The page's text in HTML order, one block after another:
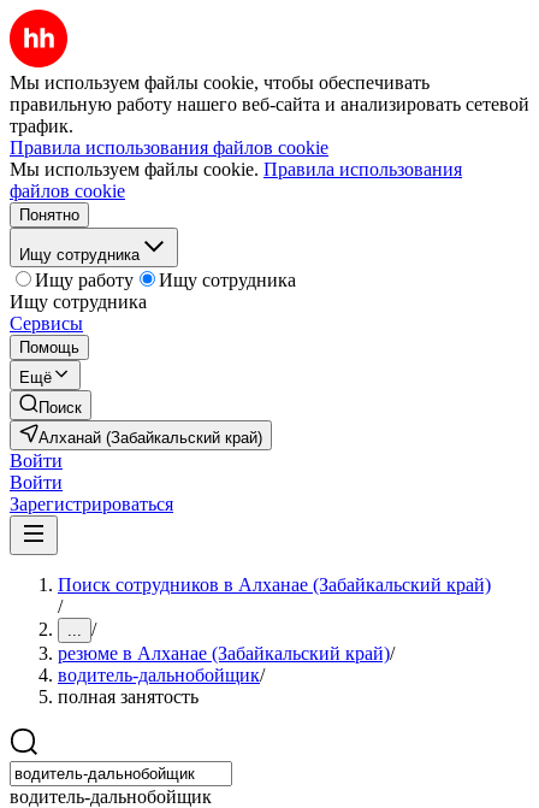
Мы используем файлы cookie, чтобы обеспечивать
правильную работу нашего веб-сайта и анализировать сетевой
трафик.
Правила использования файлов cookie
Мы используем файлы cookie. Правила использования
файлов cookie
Понятно
Ищу сотрудника
Ищу работу
Ищу сотрудника
Ищу сотрудника
Сервисы
Помощь
Ещё
Поиск
Алханай (Забайкальский край)
Войти
Войти
Зарегистрироваться
Поиск сотрудников в Алханае (Забайкальский край)
/
... /
резюме в Алханае (Забайкальский край)/
водитель-дальнобойщик/
полная занятость
водитель-дальнобойщик